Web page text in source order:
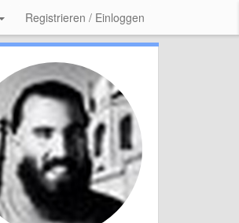
Registrieren / Einloggen